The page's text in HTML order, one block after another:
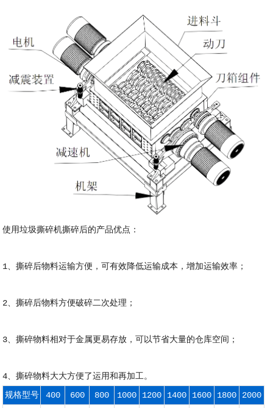
使用垃圾撕碎机撕碎后的产品优点：
1、撕碎后物料运输方便，可有效降低运输成本，增加运输效率；
2、撕碎后物料方便破碎二次处理；
3、撕碎物料相对于金属更易存放，可以节省大量的仓库空间；
4、撕碎物料大大方便了运用和再加工。
规格型号
400 600 800 1000 1200 1400 1600 1800 2000